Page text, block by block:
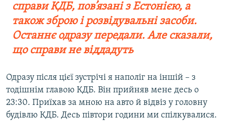
справи КДБ, пов’язані з Естонією, а
також зброю і розвідувальні засоби.
Останнє одразу передали. Але сказали,
що справи не віддадуть
Одразу після цієї зустрічі я наполіг на іншій – з
тодішнім главою КДБ. Він прийняв мене десь о
23:30. Приїхав за мною на авто й відвіз у головну
будівлю КДБ. Десь півтори години ми спілкувалися.